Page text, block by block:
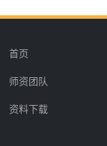
首页
师资团队
资料下载